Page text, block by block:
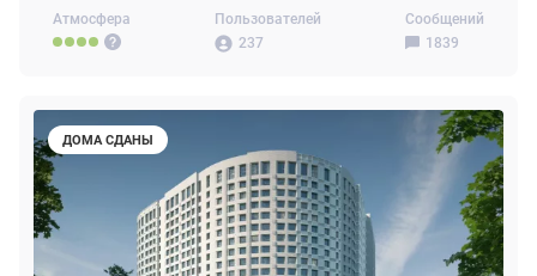
Атмосфера
Пользователей
237
Сообщений
1839
ДОМА СДАНЫ